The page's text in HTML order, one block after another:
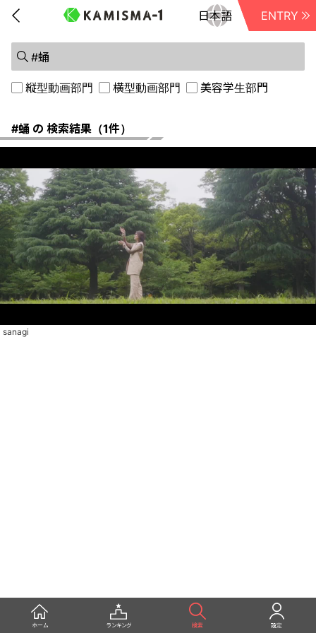
前に戻る ENTRY
縦型動画部門 横型動画部門 美容学生部門
#蛹 の 検索結果（1件）
sanagi
ホーム ランキング 検索 設定